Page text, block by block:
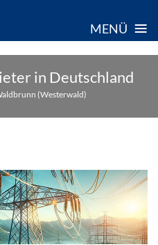
MENÜ ≡
in Deutschland
(Westerwald)